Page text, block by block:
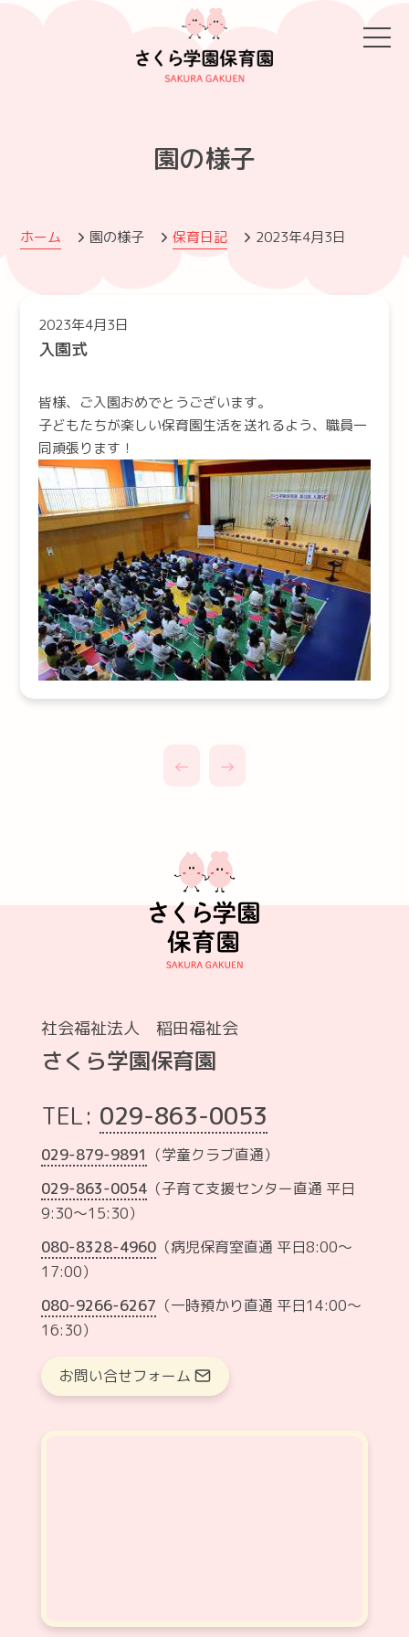
園の様子
ホーム 園の様子 保育日記 2023年4月3日
2023年4月3日
入園式
皆様、ご入園おめでとうございます。
子どもたちが楽しい保育園生活を送れるよう、職員一
同頑張ります！
← →
社会福祉法人 稲田福祉会
さくら学園保育園
TEL: 029-863-0053
029-879-9891 （学童クラブ直通）
029-863-0054 （子育て支援センター直通 平日
9:30～15:30）
080-8328-4960 （病児保育室直通 平日8:00〜
17:00）
080-9266-6267 （一時預かり直通 平日14:00〜
16:30）
お問い合せフォーム